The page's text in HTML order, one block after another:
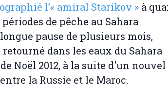
l’« amiral Starikov » à
de pêche au Sahara
pause de plusieurs mois,
dans les eaux du Sahara
Noël 2012, à la suite d'un nouvel
la Russie et le Maroc.